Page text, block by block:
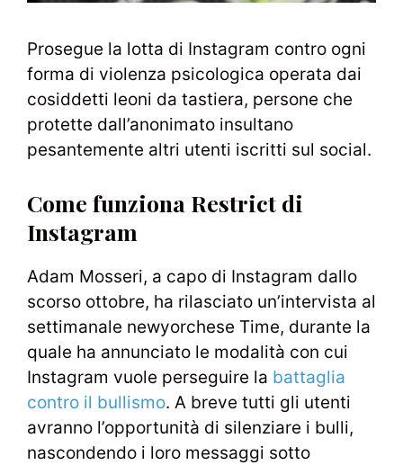
Prosegue la lotta di Instagram contro ogni
forma di violenza psicologica operata dai
cosiddetti leoni da tastiera, persone che
protette dall’anonimato insultano
pesantemente altri utenti iscritti sul social.
Come funziona Restrict di
Instagram
Adam Mosseri, a capo di Instagram dallo
scorso ottobre, ha rilasciato un’intervista al
settimanale newyorchese Time, durante la
quale ha annunciato le modalità con cui
Instagram vuole perseguire la battaglia
contro il bullismo. A breve tutti gli utenti
avranno l’opportunità di silenziare i bulli,
nascondendo i loro messaggi sotto